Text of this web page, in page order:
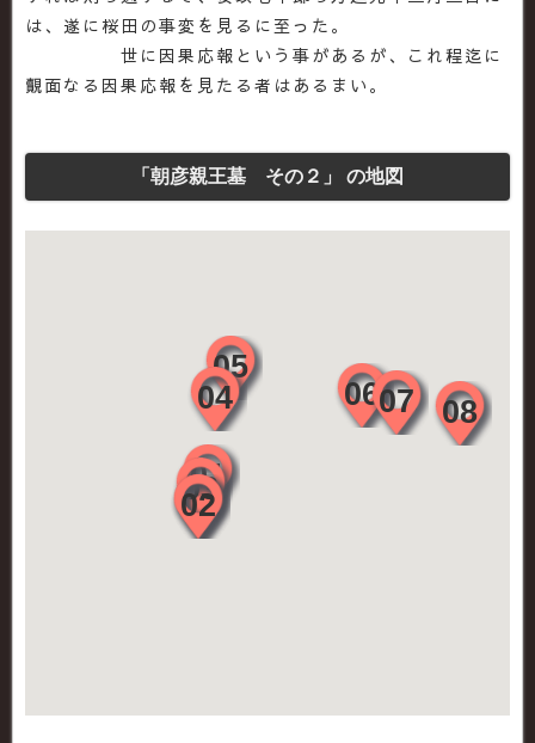
は、遂に桜田の事変を見るに至った。
世に因果応報という事があるが、これ程迄に
覿面なる因果応報を見たる者はあるまい。
「朝彦親王墓 その２」 の地図